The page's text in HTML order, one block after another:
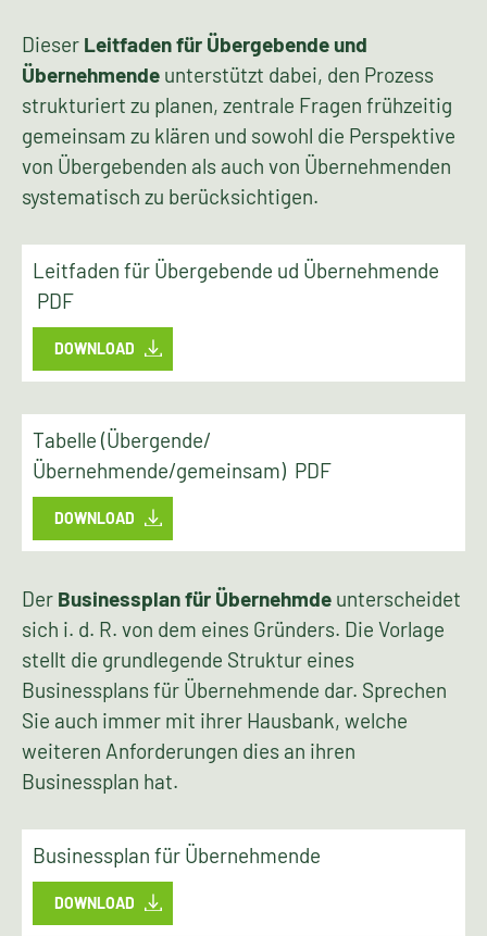
Dieser Leitfaden für Übergebende und
Übernehmende unterstützt dabei, den Prozess
strukturiert zu planen, zentrale Fragen frühzeitig
gemeinsam zu klären und sowohl die Perspektive
von Übergebenden als auch von Übernehmenden
systematisch zu berücksichtigen.
Leitfaden für Übergebende ud Übernehmende
PDF
DOWNLOAD
Tabelle (Übergende/
Übernehmende/gemeinsam) PDF
DOWNLOAD
Der Businessplan für Übernehmde unterscheidet
sich i. d. R. von dem eines Gründers. Die Vorlage
stellt die grundlegende Struktur eines
Businessplans für Übernehmende dar. Sprechen
Sie auch immer mit ihrer Hausbank, welche
weiteren Anforderungen dies an ihren
Businessplan hat.
Businessplan für Übernehmende
DOWNLOAD